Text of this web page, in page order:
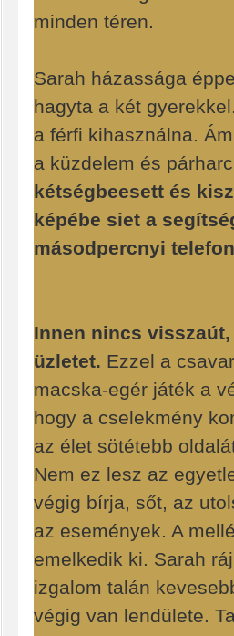
minden téren.
Sarah házassága
hagyta a két
a férfi kihasználna.
a küzdelem és
kétségbeesett és
képébe siet a
másodpercnyi
Innen nincs
üzletet. Ezzel a
macska-egér játék a
hogy a cselekmény
az élet sötétebb
Nem ez lesz az
végig bírja, sőt, az
az események. A
emelkedik ki. Sarah
izgalom talán
végig van lendülete.